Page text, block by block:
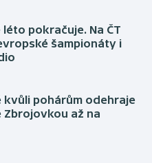
pokračuje. Na ČT
šampionáty i
kvůli pohárům odehraje
Zbrojovkou až na